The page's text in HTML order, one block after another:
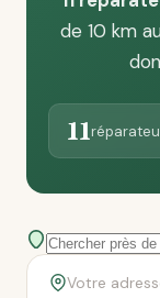
de 10 km
11